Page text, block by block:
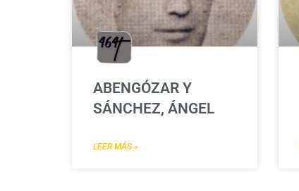
ABENGÓZAR Y
SÁNCHEZ, ÁNGEL
LEER MÁS »